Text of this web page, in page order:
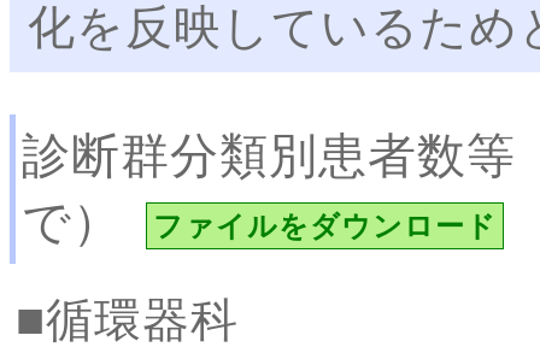
化を反映しているため
診断群分類別患者数等
で）
ファイルをダウンロード
循環器科